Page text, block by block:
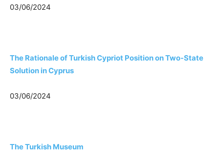
03/06/2024
The Rationale of Turkish Cypriot Position on Two-State
Solution in Cyprus
03/06/2024
The Turkish Museum